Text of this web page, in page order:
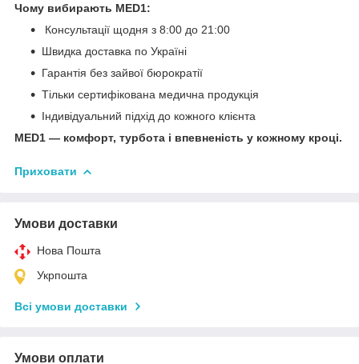
Чому вибирають MED1:
Консультації щодня з 8:00 до 21:00
Швидка доставка по Україні
Гарантія без зайвої бюрократії
Тільки сертифікована медична продукція
Індивідуальний підхід до кожного клієнта
MED1 — комфорт, турбота і впевненість у кожному кроці.
Приховати
Умови доставки
Нова Пошта
Укрпошта
Всі умови доставки
Умови оплати